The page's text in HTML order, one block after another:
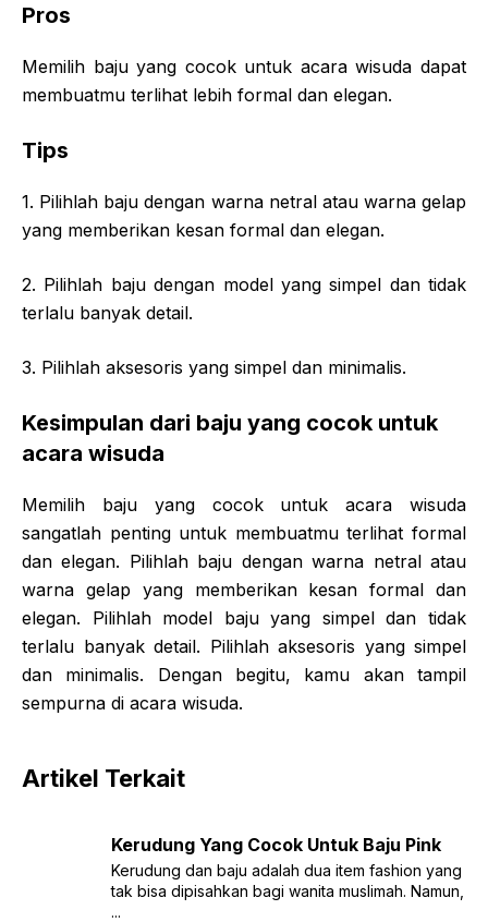
Pros
Memilih baju yang cocok untuk acara wisuda dapat
membuatmu terlihat lebih formal dan elegan.
Tips
1. Pilihlah baju dengan warna netral atau warna gelap
yang memberikan kesan formal dan elegan.
2. Pilihlah baju dengan model yang simpel dan tidak
terlalu banyak detail.
3. Pilihlah aksesoris yang simpel dan minimalis.
Kesimpulan dari baju yang cocok untuk
acara wisuda
Memilih baju yang cocok untuk acara wisuda
sangatlah penting untuk membuatmu terlihat formal
dan elegan. Pilihlah baju dengan warna netral atau
warna gelap yang memberikan kesan formal dan
elegan. Pilihlah model baju yang simpel dan tidak
terlalu banyak detail. Pilihlah aksesoris yang simpel
dan minimalis. Dengan begitu, kamu akan tampil
sempurna di acara wisuda.
Artikel Terkait
Kerudung Yang Cocok Untuk Baju Pink
Kerudung dan baju adalah dua item fashion yang
tak bisa dipisahkan bagi wanita muslimah. Namun,
...